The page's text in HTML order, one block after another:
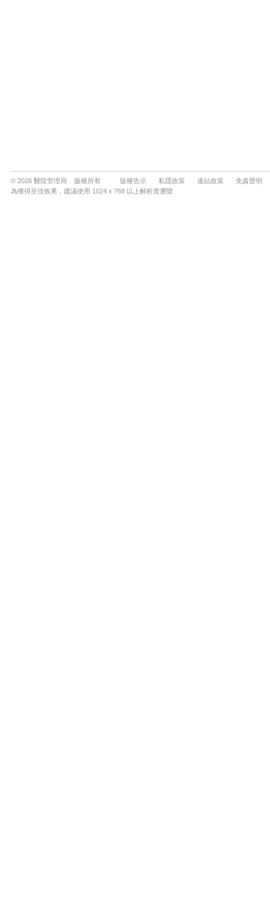
© 2026 醫院管理局 版權所有 版權告示 私隱政策 連結政策
免責聲明
為獲得至佳效果，建議使用 1024 x 768 以上解析度瀏覽